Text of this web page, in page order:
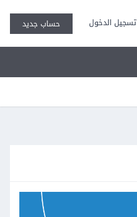
تسجيل الدخول حساب جديد